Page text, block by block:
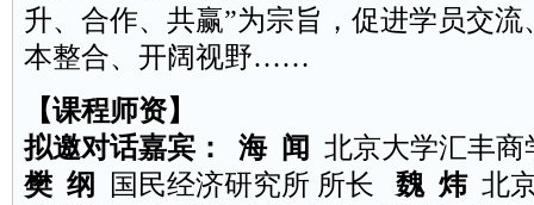
升、合作、共赢”为宗旨，促进学员交
本整合、开阔视野……
【课程师资】
拟邀对话嘉宾： 海 闻 北京大学汇丰商
樊 纲
国民经济研究所 所长 魏 炜北京